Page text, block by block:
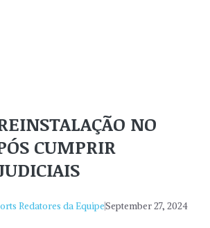
NO
CUMPRIR
Redatores da EquipeSeptember 27, 2024